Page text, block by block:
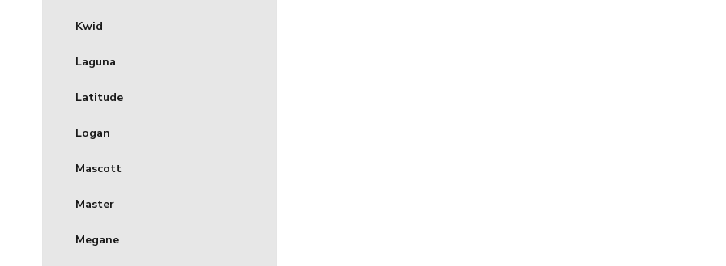
Kwid
Laguna
Latitude
Logan
Mascott
Master
Megane